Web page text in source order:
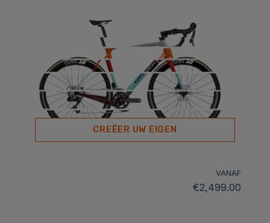
CREËER UW EIGEN
VANAF
€2,499.00